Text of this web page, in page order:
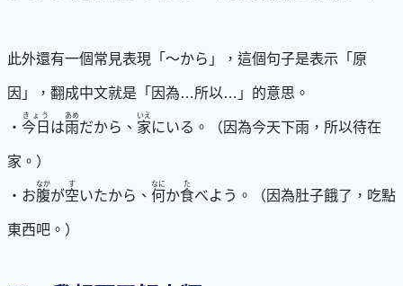
此外還有一個常見表現「～から」，這個句子是表示「原
因」，翻成中文就是「因為…所以…」的意思。
・ 今日
きょう
は雨
あめ
だから、 家
いえ
にいる。（因為今天下雨，所以待在
家。）
・お腹
なか
が空
す
いたから、 何
なに
か食
た
べよう。（因為肚子餓了，吃點
東西吧。）